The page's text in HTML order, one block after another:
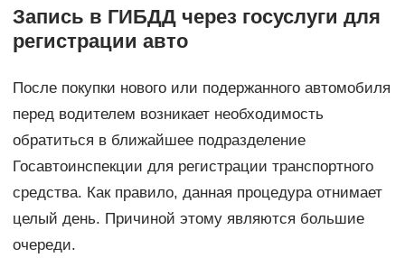
Запись в ГИБДД через госуслуги для
регистрации авто
После покупки нового или подержанного автомобиля
перед водителем возникает необходимость
обратиться в ближайшее подразделение
Госавтоинспекции для регистрации транспортного
средства. Как правило, данная процедура отнимает
целый день. Причиной этому являются большие
очереди.